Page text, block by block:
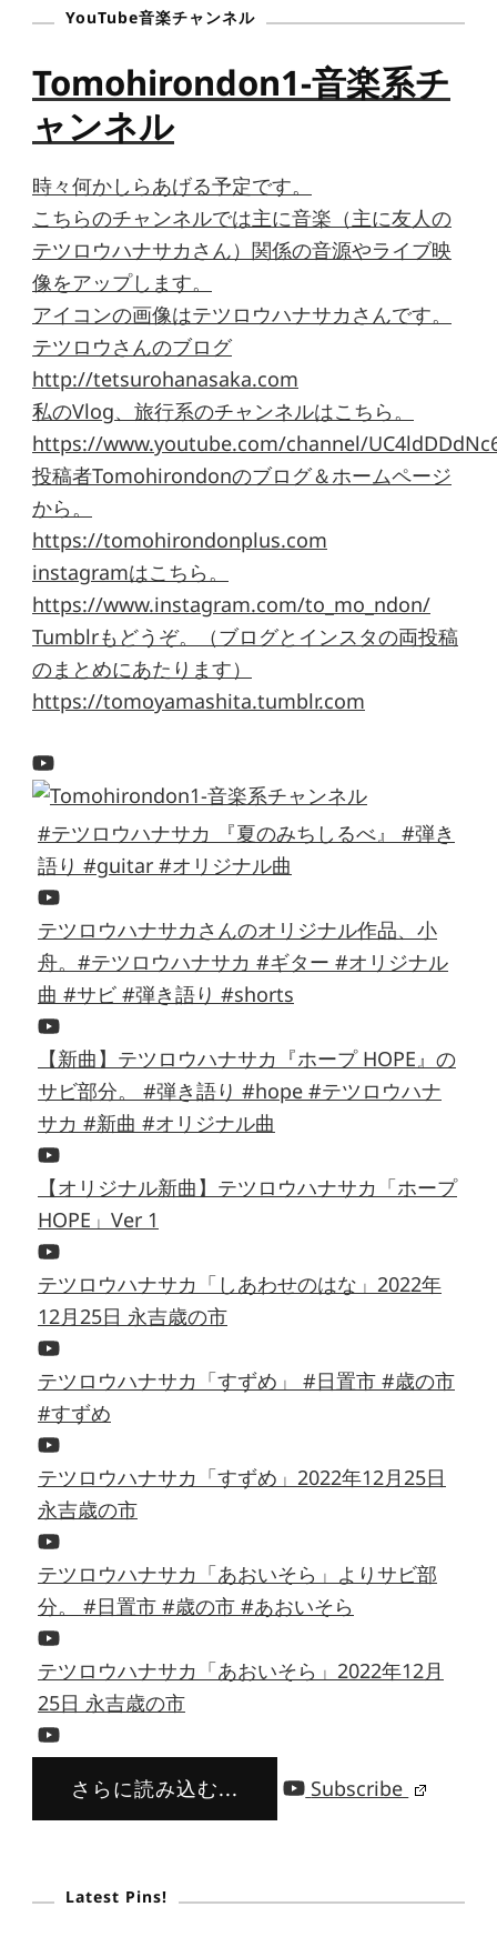
YouTube音楽チャンネル
Tomohirondon1-音楽系チ
ャンネル
時々何かしらあげる予定です。
こちらのチャンネルでは主に音楽（主に友人の
テツロウハナサカさん）関係の音源やライブ映
像をアップします。
アイコンの画像はテツロウハナサカさんです。
テツロウさんのブログ
http://tetsurohanasaka.com
私のVlog、旅行系のチャンネルはこちら。
https://www.youtube.com/channel/
投稿者Tomohirondonのブログ＆ホームページ
から。
https://tomohirondonplus.com
instagramはこちら。
https://www.instagram.com/to_mo_ndon/
Tumblrもどうぞ。（ブログとインスタの両投稿
のまとめにあたります）
https://tomoyamashita.tumblr.com
#テツロウハナサカ 『夏のみちしるべ』 #弾き
語り #guitar #オリジナル曲
テツロウハナサカさんのオリジナル作品、小
舟。#テツロウハナサカ #ギター #オリジナル
曲 #サビ #弾き語り #shorts
【新曲】テツロウハナサカ『ホープ HOPE』の
サビ部分。 #弾き語り #hope #テツロウハナ
サカ #新曲 #オリジナル曲
【オリジナル新曲】テツロウハナサカ「ホープ
HOPE」Ver 1
テツロウハナサカ「しあわせのはな」2022年
12月25日 永吉歳の市
テツロウハナサカ「すずめ」 #日置市 #歳の市
#すずめ
テツロウハナサカ「すずめ」2022年12月25日
永吉歳の市
テツロウハナサカ「あおいそら」よりサビ部
分。 #日置市 #歳の市 #あおいそら
テツロウハナサカ「あおいそら」2022年12月
25日 永吉歳の市
さらに読み込む... Subscribe
Latest Pins!